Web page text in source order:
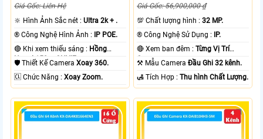
Giá Gốc: Liên Hệ
🔆 Hình Ảnh Sắc nét :Ultra 2k + .
®️ Công Nghệ Hình Ảnh :
IP POE.
🔴 Khi xem thiếu sáng : Hồng
Ngoại 150m ONVIF.
🛡 Thiết Kế CameraXoay 360.
️🆑 Chức Năng :Xoay Zoom.
Giá Gốc: 56,900,000 ₫
💯 Chất lượng hình :32 MP.
®️ Công Nghệ Sử Dụng :
IP.
🔴 Xem ban đêm :Từng Vị Trí
Camera .
⚒ Mẫu CameraĐầu Ghi 32 kênh.
️🛃 Tích Hợp :Thu hình Chất Lượng.